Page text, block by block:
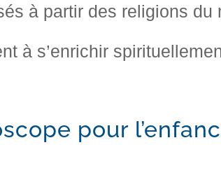
à partir des religions du
à s’enrichir
pour